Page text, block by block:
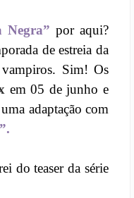
Negra” por aqui?
de estreia da
vampiros. Sim! Os
em 05 de junho e
adaptação com
do teaser da série